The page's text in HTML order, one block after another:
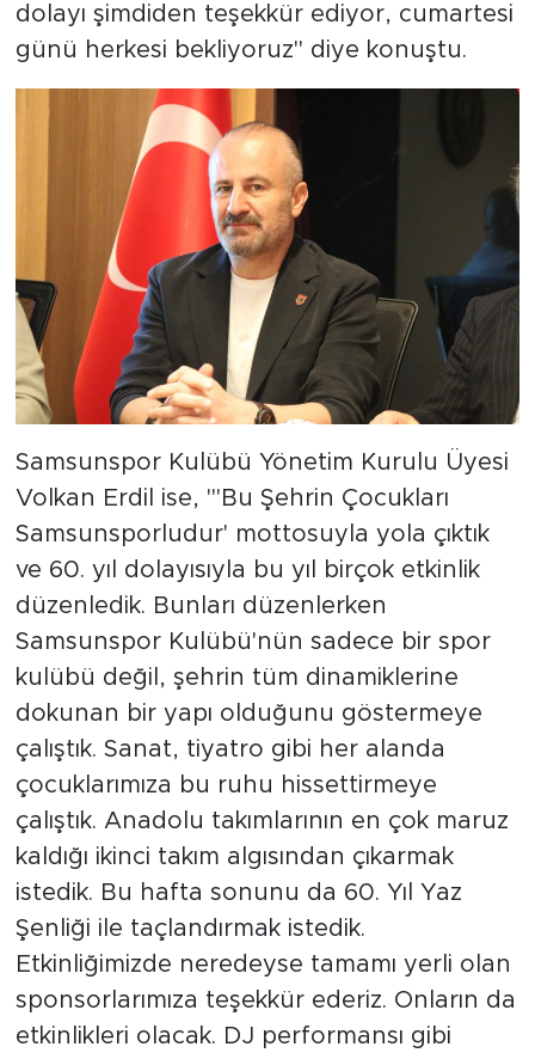
dolayı şimdiden teşekkür ediyor, cumartesi
günü herkesi bekliyoruz" diye konuştu.
Samsunspor Kulübü Yönetim Kurulu Üyesi
Volkan Erdil ise, "'Bu Şehrin Çocukları
Samsunsporludur' mottosuyla yola çıktık
ve 60. yıl dolayısıyla bu yıl birçok etkinlik
düzenledik. Bunları düzenlerken
Samsunspor Kulübü'nün sadece bir spor
kulübü değil, şehrin tüm dinamiklerine
dokunan bir yapı olduğunu göstermeye
çalıştık. Sanat, tiyatro gibi her alanda
çocuklarımıza bu ruhu hissettirmeye
çalıştık. Anadolu takımlarının en çok maruz
kaldığı ikinci takım algısından çıkarmak
istedik. Bu hafta sonunu da 60. Yıl Yaz
Şenliği ile taçlandırmak istedik.
Etkinliğimizde neredeyse tamamı yerli olan
sponsorlarımıza teşekkür ederiz. Onların da
etkinlikleri olacak. DJ performansı gibi